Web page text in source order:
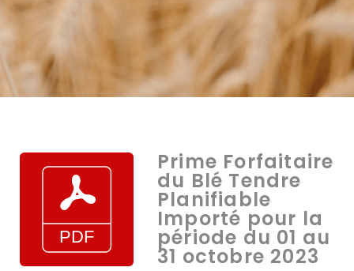
Prime Forfaitaire
du Blé Tendre
Planifiable
Importé pour la
période du 01 au
31 octobre 2023